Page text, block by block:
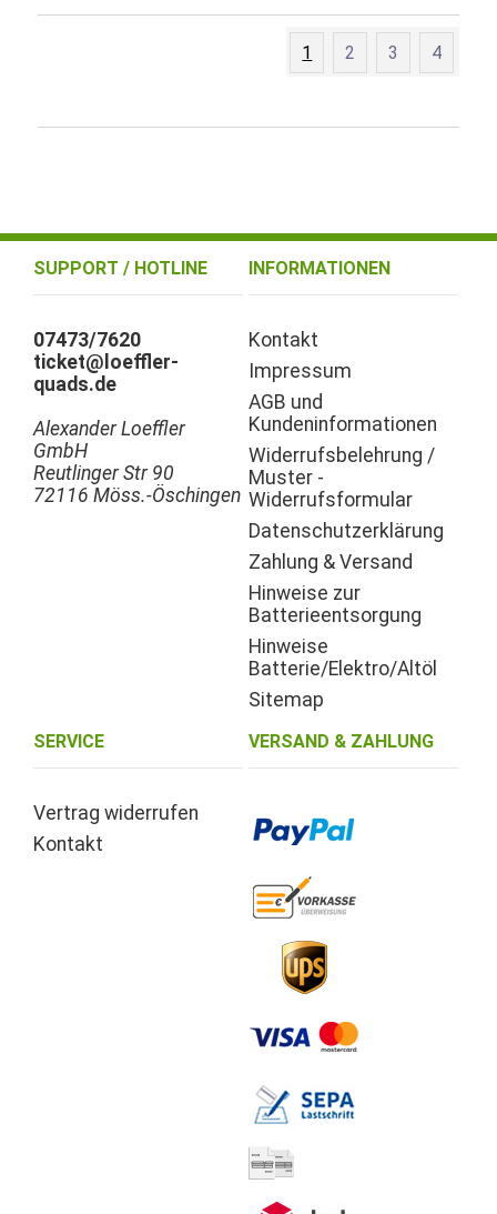
1 2 3 4
SUPPORT / HOTLINE
07473/7620
ticket@loeffler-
quads.de
Alexander Loeffler
GmbH
Reutlinger Str 90
72116 Möss.-Öschingen
INFORMATIONEN
Kontakt
Impressum
AGB und
Kundeninformationen
Widerrufsbelehrung /
Muster -
Widerrufsformular
Datenschutzerklärung
Zahlung & Versand
Hinweise zur
Batterieentsorgung
Hinweise
Batterie/Elektro/Altöl
Sitemap
SERVICE
Vertrag widerrufen
Kontakt
VERSAND & ZAHLUNG